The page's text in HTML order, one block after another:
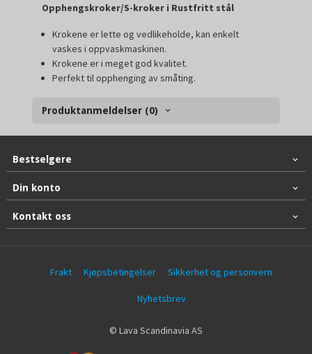
Opphengskroker/S-kroker i Rustfritt stål
Krokene er lette og vedlikeholde, kan enkelt
vaskes i oppvaskmaskinen.
Krokene er i meget god kvalitet.
Perfekt til opphenging av småting.
Produktanmeldelser (0)
Bestselgere
Din konto
Kontakt oss
Frakt Kjøpsbetingelser Sikkerhet og personvern
Nyhetsbrev
© Lava Scandinavia AS